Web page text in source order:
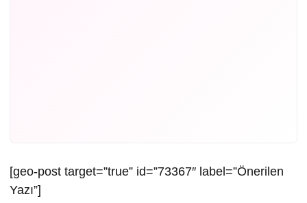
[geo-post target=”true” id=”73367″ label=”Önerilen
Yazı”]